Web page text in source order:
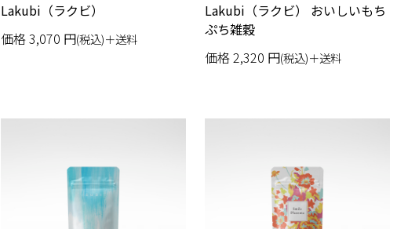
Lakubi（ラクビ）
価格3,070 円(税込)＋送料
Lakubi（ラクビ） おいしいもち
ぷち雑穀
価格2,320 円(税込)＋送料